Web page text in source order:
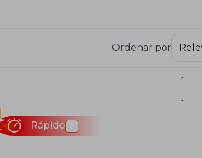
Ordenar por
Rápido